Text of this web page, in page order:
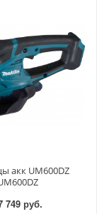
акк UM600DZ
749 руб.